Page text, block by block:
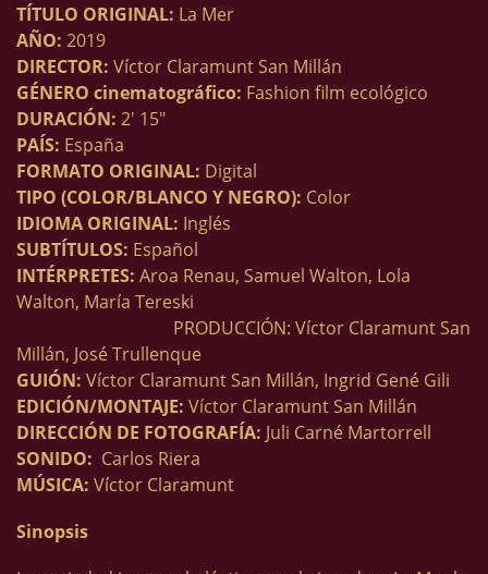
TÍTULO ORIGINAL: La Mer
AÑO: 2019
DIRECTOR: Víctor Claramunt San Millán
GÉNERO cinematográfico: Fashion film ecológico
DURACIÓN: 2′ 15″
PAÍS: España
FORMATO ORIGINAL: Digital
TIPO (COLOR/BLANCO Y NEGRO): Color
IDIOMA ORIGINAL: Inglés
SUBTÍTULOS: Español
INTÉRPRETES: Aroa Renau, Samuel Walton, Lola
Walton, María Tereski
PRODUCCIÓN: Víctor Claramunt San
Millán, José Trullenque
GUIÓN: Víctor Claramunt San Millán, Ingrid Gené Gili
EDICIÓN/MONTAJE: Víctor Claramunt San Millán
DIRECCIÓN DE FOTOGRAFÍA: Juli Carné Martorrell
SONIDO: Carlos Riera
MÚSICA: Víctor Claramunt
Sinopsis